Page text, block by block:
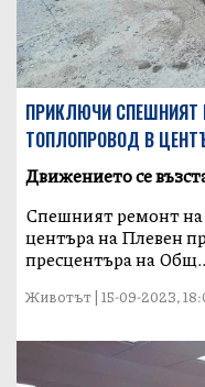
ПРИКЛЮЧИ СПЕШНИЯТ
ТОПЛОПРОВОД В
Движението се
Спешният ремонт на
центъра на Плевен
пресцентъра на
Животът | 15-09-2023,